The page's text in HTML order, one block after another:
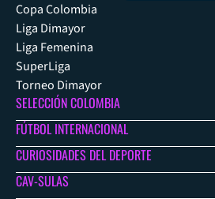
Copa Colombia
Liga Dimayor
Liga Femenina
SuperLiga
Torneo Dimayor
SELECCIÓN COLOMBIA
FÚTBOL INTERNACIONAL
CURIOSIDADES DEL DEPORTE
CAV-SULAS